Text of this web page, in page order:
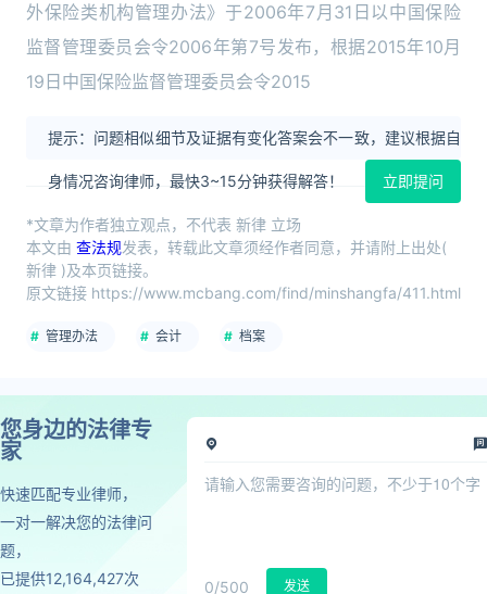
外保险类机构管理办法》于2006年7月31日以中国保险
监督管理委员会令2006年第7号发布，根据2015年10月
19日中国保险监督管理委员会令2015
提示：问题相似细节及证据有变化答案会不一致，建议根据自
身情况咨询律师，最快3~15分钟获得解答！ 立即提问
*文章为作者独立观点，不代表 新律 立场
本文由 查法规发表，转载此文章须经作者同意，并请附上出处(
新律 )及本页链接。
原文链接 https://www.mcbang.com/find/minshangfa/411.html
管理办法 会计 档案
您身边的法律专
家
快速匹配专业律师，
一对一解决您的法律问
题，
已提供12,164,427次
0/500 发送